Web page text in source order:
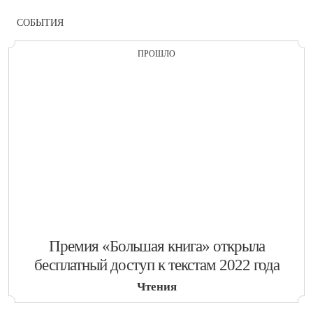
СОБЫТИЯ
ПРОШЛО
​Премия «Большая книга» открыла
бесплатный доступ к текстам 2022 года
Чтения